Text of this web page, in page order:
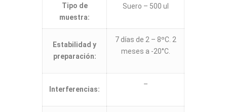
Tipo de
muestra:
Suero – 500 ul
Estabilidad y
preparación:
7 días de 2 – 8ºC. 2
meses a -20°C.
Interferencias:
–